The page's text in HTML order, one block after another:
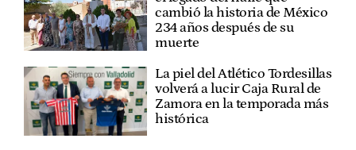
cambió la historia de México
234 años después de su
muerte
La piel del Atlético Tordesillas
volverá a lucir Caja Rural de
Zamora en la temporada más
histórica